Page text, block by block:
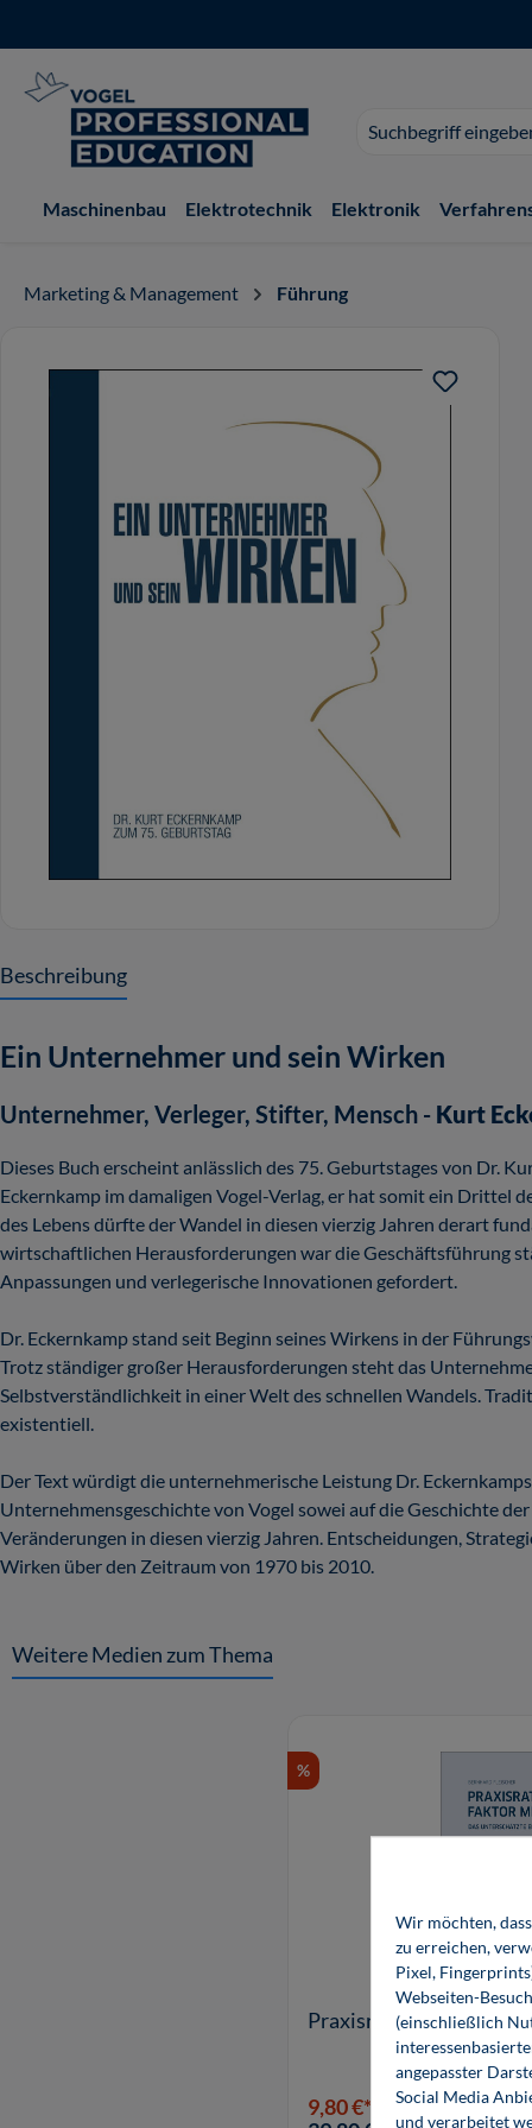
Suchvorschläge
erscheinen
der
Maschinenbau Elektrotechnik Elektronik
Marketing & Management Führung
Beschreibung
Ein Unternehmer und sein Wirken
Unternehmer, Verleger, Stifter, Mensch - Kurt
Dieses Buch erscheint anlässlich des 75. Geburtstages von Dr.
Eckernkamp im damaligen Vogel-Verlag, er hat somit ein Drittel
des Lebens dürfte der Wandel in diesen vierzig Jahren derart
wirtschaftlichen Herausforderungen war die Geschäftsführung
Anpassungen und verlegerische Innovationen gefordert.
Dr. Eckernkamp stand seit Beginn seines Wirkens in der
Trotz ständiger großer Herausforderungen steht das
Selbstverständlichkeit in einer Welt des schnellen Wandels.
existentiell.
Der Text würdigt die unternehmerische Leistung Dr.
Unternehmensgeschichte von Vogel sowei auf die Geschichte
Veränderungen in diesen vierzig Jahren. Entscheidungen,
Wirken über den Zeitraum von 1970 bis 2010.
Weitere Medien zum Thema
%
Praxisratgeber Faktor
9,80 €*
9,80 €*
Wir möchten,
zu erreichen,
Pixel,
Webseiten-
(einschließlich
angepasster
Social Media
und verarbeitet